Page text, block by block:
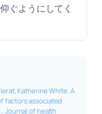
ぐようにしてく
Katherine White. A
factors associated
Journal of health